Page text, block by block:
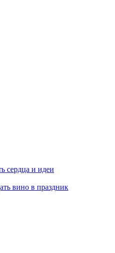
сердца и идеи
вино в праздник